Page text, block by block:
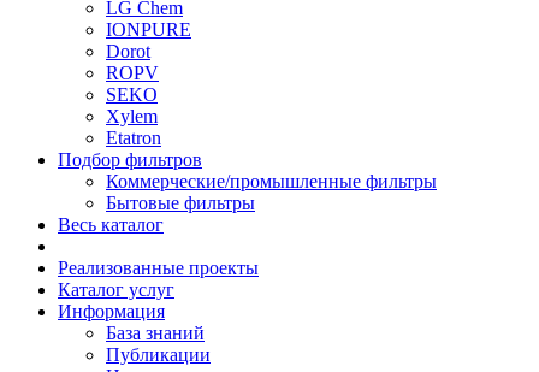
LG Chem
IONPURE
Dorot
ROPV
SEKO
Xylem
Etatron
Подбор фильтров
Коммерческие/промышленные фильтры
Бытовые фильтры
Весь каталог
Реализованные проекты
Каталог услуг
Информация
База знаний
Публикации